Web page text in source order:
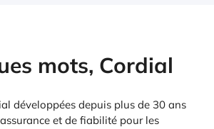
mots, Cordial
développées depuis plus de 30 ans
et de fiabilité pour les